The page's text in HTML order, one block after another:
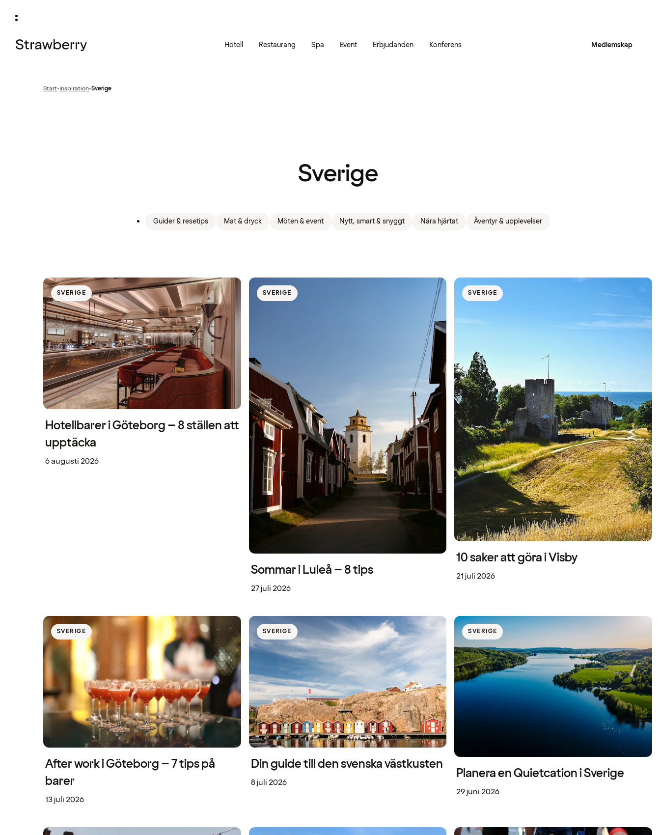
Hotell Restaurang Spa Event Erbjudanden Konferens Medlemskap
Start•Föregående
Inspiration•Sverige
Sverige
Guider & resetips Mat & dryck Möten & event Nytt, smart & snyggt Nära hjärtat Äventyr & upplevelser
SVERIGE
Hotellbarer i Göteborg – 8 ställen att
upptäcka
6 augusti 2026
SVERIGE
Sommar i Luleå – 8 tips
27 juli 2026
SVERIGE
10 saker att göra i Visby
21 juli 2026
SVERIGE
After work i Göteborg – 7 tips på
barer
13 juli 2026
SVERIGE
Din guide till den svenska västkusten
8 juli 2026
SVERIGE
Planera en Quietcation i Sverige
29 juni 2026